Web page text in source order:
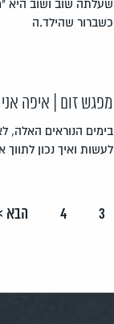
שעלתה שוב ושוב
כשברור שהילד.ה
מפגש זום | איפה
בימים הנוראים האלה,
לעשות ואיך נכון
3
4 הבא